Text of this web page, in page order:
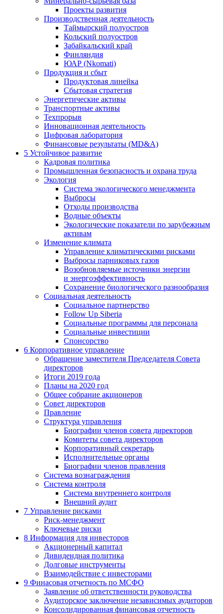
Проекты развития
Производственная деятельность
Таймырский полуостров
Кольский полуостров
Забайкальский край
Финляндия
ЮАР (Nkomati)
Продукция и сбыт
Продуктовая линейка
Сбытовая стратегия
Энергетические активы
Транспортные активы
Техпрорыв
Инновационная деятельность
Цифровая лаборатория
Финансовые результаты (MD&A)
5 Устойчивое развитие
Кадровая политика
Промышленная безопасность и охрана труда
Экология
Система экологического менеджмента
Выбросы
Отходы производства
Водные объекты
Экологические показатели по зарубежным
активам
Изменение климата
Управление климатическими рисками
Выбросы парниковых газов
Возобновляемые источники энергии
и энергоэффективность
Сохранение биологического разнообразия
Социальная деятельность
Социальное партнерство
Follow Up Siberia
Социальные программы для персонала
Социальные инвестиции
Спонсорство
6 Корпоративное управление
Обращение заместителя Председателя Совета
директоров
Итоги 2019 года
Планы на 2020 год
Общее собрание акционеров
Совет директоров
Правление
Структура управления
Биографии членов совета директоров
Комитеты совета директоров
Корпоративный секретарь
Исполнительные органы
Биографии членов правления
Система вознаграждения
Система контроля
Система внутреннего контроля
Внешний аудит
7 Управление рисками
Риск-менеджмент
Ключевые риски
8 Информация для инвесторов
Акционерный капитал
Дивидендная политика
Долговые инструменты
Взаимодействие с инвеcторами
9 Финасовая отчетность по МСФО
Заявление об ответственности руководства
Аудиторское заключение независимых аудиторов
Консолидированная финансовая отчетность